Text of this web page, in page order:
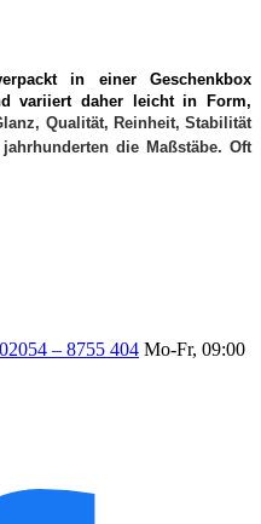
in einer Geschenkbox
variiert daher leicht in Form,
Qualität, Reinheit, Stabilität
die Maßstäbe. Oft
02054 – 8755 404 Mo-Fr, 09:00